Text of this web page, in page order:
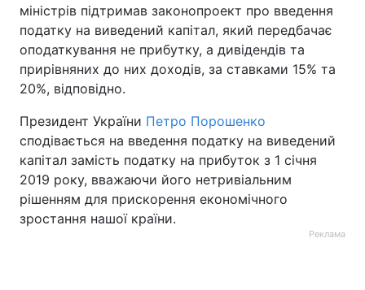
міністрів підтримав законопроект про введення
податку на виведений капітал, який передбачає
оподаткування не прибутку, а дивідендів та
прирівняних до них доходів, за ставками 15% та
20%, відповідно.
Президент України Петро Порошенко
сподівається на введення податку на виведений
капітал замість податку на прибуток з 1 січня
2019 року, вважаючи його нетривіальним
рішенням для прискорення економічного
зростання нашої країни.
Реклама